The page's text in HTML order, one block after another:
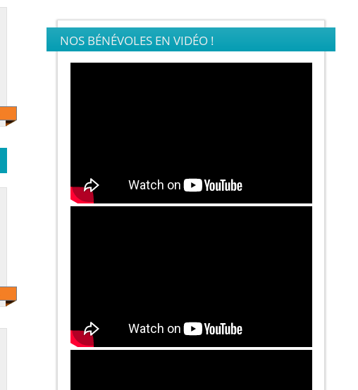
NOS BÉNÉVOLES EN VIDÉO !